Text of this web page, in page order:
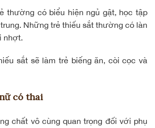
thường có biểu hiện ngủ gật, học tập
Những trẻ thiếu sắt thường có làn
nhợt.
sắt sẽ làm trẻ biếng ăn, còi cọc và
có thai
chất vô cùng quan trọng đối với phụ